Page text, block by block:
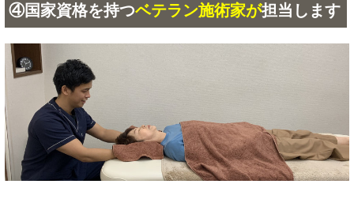
④国家資格を持つベテラン施術家が担当します